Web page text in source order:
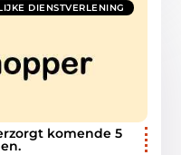
DIENSTVERLENING
komende 5